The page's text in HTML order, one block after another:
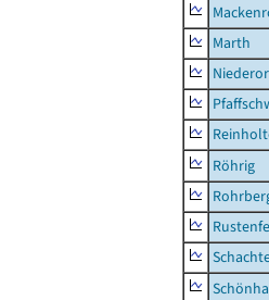
Marth
Röhrig